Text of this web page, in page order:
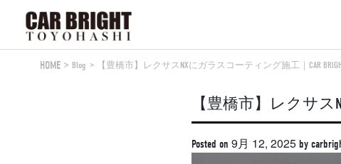
HOME
Blog 【豊橋市】レクサスNXにガラスコーティング施工｜CAR
【豊橋市】レクサス
Posted on 9月 12, 2025by